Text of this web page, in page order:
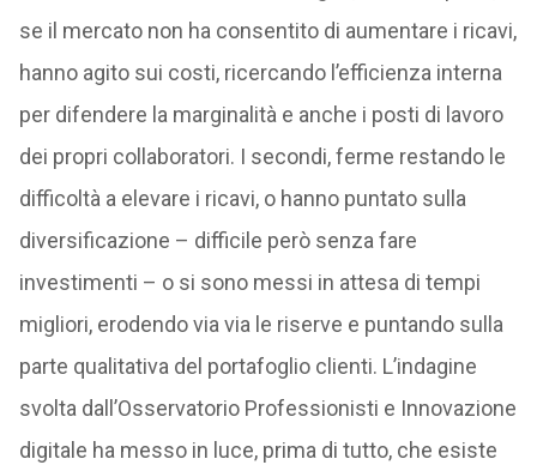
se il mercato non ha consentito di aumentare i ricavi,
hanno agito sui costi, ricercando l’efficienza interna
per difendere la marginalità e anche i posti di lavoro
dei propri collaboratori. I secondi, ferme restando le
difficoltà a elevare i ricavi, o hanno puntato sulla
diversificazione – difficile però senza fare
investimenti – o si sono messi in attesa di tempi
migliori, erodendo via via le riserve e puntando sulla
parte qualitativa del portafoglio clienti. L’indagine
svolta dall’Osservatorio Professionisti e Innovazione
digitale ha messo in luce, prima di tutto, che esiste